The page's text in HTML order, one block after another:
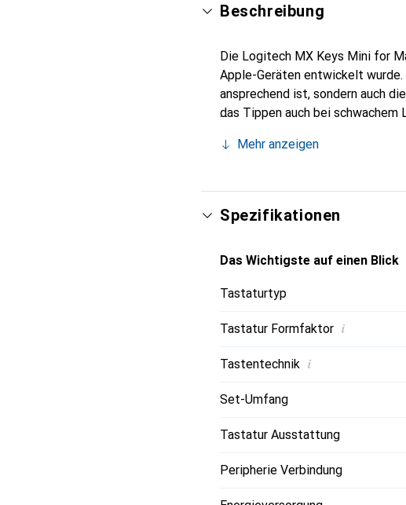
Beschreibung
Die Logitech MX Keys Mini for
Apple-Geräten entwickelt
ansprechend ist, sondern auch
das Tippen auch bei
Keys Mini einfach mit
ermöglicht. Die Tastatur ist mit
Mediensteuerung und andere
sorgt für eine einfache und
Mehr anzeigen
Spezifikationen
Das Wichtigste auf einen Blick
Tastaturtyp
Tastatur Formfaktor i
Tastentechnik i
Set-Umfang
Tastatur Ausstattung
Peripherie Verbindung